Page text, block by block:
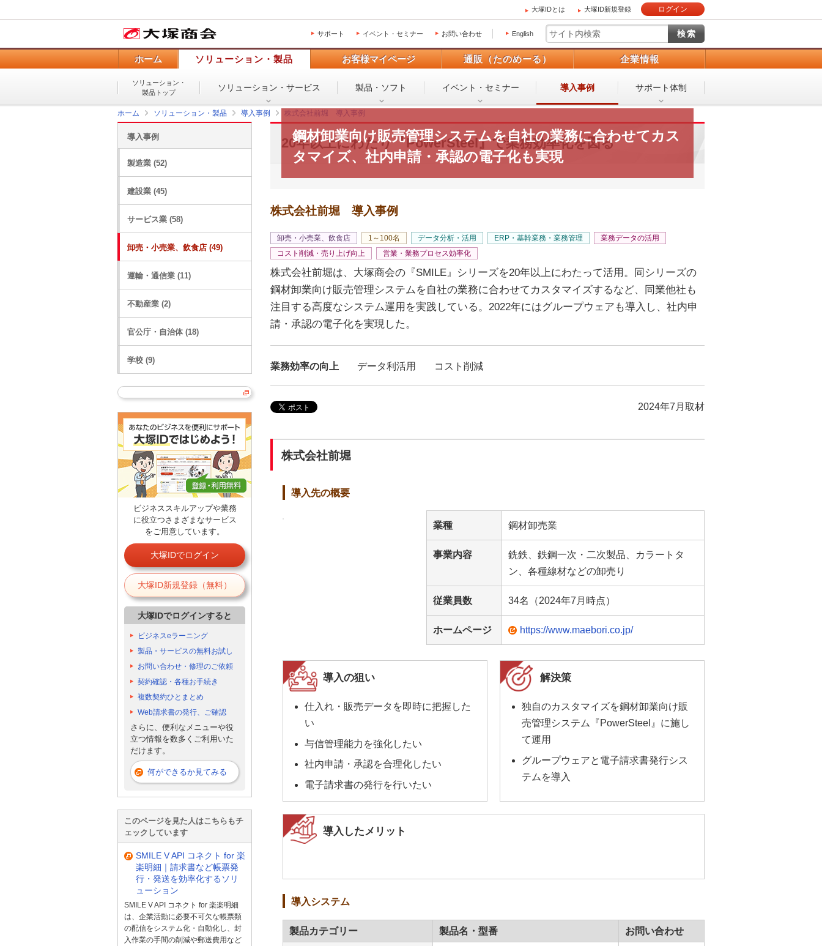
大塚IDとは 大塚ID新規登録 ログイン
サポート イベント・セミナー お問い合わせ English
ホーム ソリューション・製品 お客様マイページ 通販（たのめーる） 企業情報
ソリューション・
製品トップ
ソリューション・ サービス 製品・ソフト イベント・ セミナー 導入事例 サポート体制
ホーム ソリューション・製品 導入事例 株式会社前堀 導入事例
20年以上にわたり『PowerSteel』で業務効率化を図る
鋼材卸業向け販売管理システムを自社の業務に合わせてカス
タマイズ、社内申請・承認の電子化も実現
株式会社前堀 導入事例
卸売・小売業、飲食店 1～100名 データ分析・活用 ERP・基幹業務・業務管理
業務データの活用
コスト削減・売り上げ向上
営業・業務プロセス効率化
株式会社前堀は、大塚商会の『SMILE』シリーズを20年以上にわたって活用。同シリーズの
鋼材卸業向け販売管理システムを自社の業務に合わせてカスタマイズするなど、同業他社も
注目する高度なシステム運用を実践している。2022年にはグループウェアも導入し、社内申
請・承認の電子化を実現した。
業務効率の向上 データ利活用 コスト削減
2024年7月取材
株式会社前堀
導入先の概要
業種 鋼材卸売業
事業内容
銑鉄、鉄鋼一次・二次製品、カラートタ
ン、各種線材などの卸売り
従業員数 34名（2024年7月時点）
ホームページ https://www.maebori.co.jp/
導入の狙い
仕入れ・販売データを即時に把握した
い
与信管理能力を強化したい
社内申請・承認を合理化したい
電子請求書の発行を行いたい
解決策
独自のカスタマイズを鋼材卸業向け販
売管理システム『PowerSteel』に施し
て運用
グループウェアと電子請求書発行シス
テムを導入
導入したメリット
導入システム
製品カテゴリー 製品名・型番 お問い合わせ
導入事例
製造業 (52)
建設業 (45)
サービス業 (58)
卸売・小売業、飲食店 (49)
運輸・通信業 (11)
不動産業 (2)
官公庁・自治体 (18)
学校 (9)
ビジネススキルアップや業務
に役立つさまざまなサービス
をご用意しています。
大塚IDでログイン
大塚ID新規登録（無料）
大塚IDでログインすると
ビジネスeラーニング
製品・サービスの無料お試し
お問い合わせ・修理のご依頼
契約確認・各種お手続き
複数契約ひとまとめ
Web請求書の発行、ご確認
さらに、便利なメニューや役
立つ情報を数多くご利用いた
だけます。
何ができるか見てみる
このページを見た人はこちらもチ
ェックしています
SMILE V API コネクト for 楽
楽明細｜請求書など帳票発
行・発送を効率化するソリ
ューション
SMILE V API コネクト for 楽楽明細
は、企業活動に必要不可欠な帳票類
の配信をシステム化・自動化し、封
入作業の手間の削減や郵送費用など